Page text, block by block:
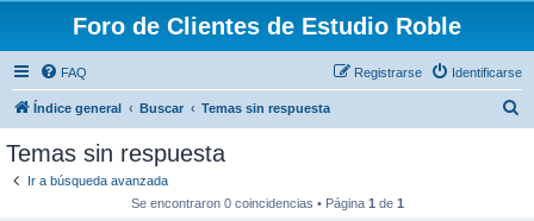
Foro de Clientes de Estudio Roble
FAQ Identificarse
Registrarse
Índice general Buscar Temas sin respuesta
Temas sin respuesta
Ir a búsqueda avanzada
Se encontraron 0 coincidencias • Página 1 de 1